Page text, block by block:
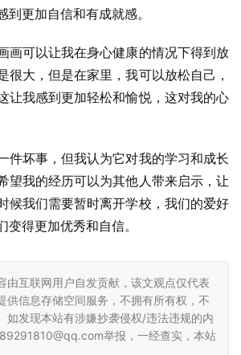
到更加自信和有成就感。
画可以让我在身心健康的情况下得到放
很大，但是在家里，我可以放松自己，
让我感到更加轻松和愉悦，这对我的心
件坏事，但我认为它对我的学习和成长
望我的经历可以为其他人带来启示，让
候我们需要暂时离开学校，我们的爱好
得更加优秀和自信。
由互联网用户自发贡献，该文观点仅代表
供信息存储空间服务，不拥有所有权，不
如发现本站有涉嫌抄袭侵权/违法违规的内
举报，一经查实，本站